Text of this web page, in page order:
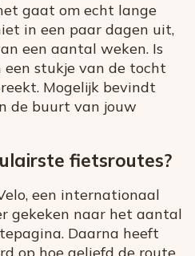
gaat om echt lange
in een paar dagen uit,
een aantal weken. Is
stukje van de tocht
Mogelijk bevindt
de buurt van jouw
fietsroutes?
een internationaal
gekeken naar het aantal
Daarna heeft